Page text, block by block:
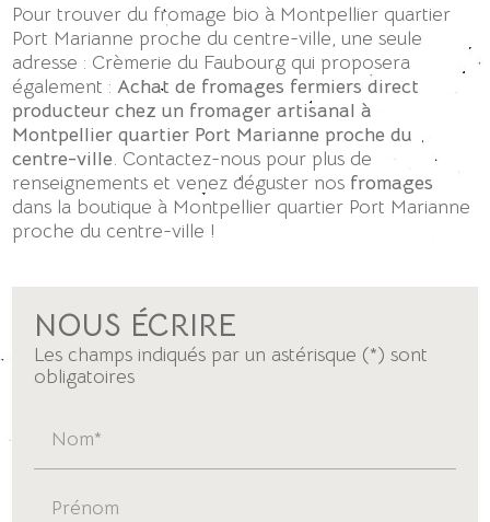
Pour trouver du fromage bio à Montpellier quartier
Port Marianne proche du centre-ville, une seule
adresse : Crèmerie du Faubourg qui proposera
également :Achat de fromages fermiers direct
producteur chez un fromager artisanal à
Montpellier quartier Port Marianne proche du
centre-ville. Contactez-nous pour plus de
renseignements et venez déguster nos fromages
dans la boutique à Montpellier quartier Port Marianne
proche du centre-ville !
NOUS ÉCRIRE
Les champs indiqués par un astérisque (*) sont
obligatoires
Nom*
Prénom